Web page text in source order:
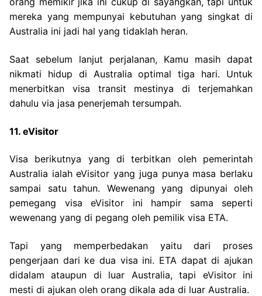
mereka yang mempunyai kebutuhan yang singkat di
Australia ini jadi hal yang tidaklah heran.
Saat sebelum lanjut perjalanan, Kamu masih dapat
nikmati hidup di Australia optimal tiga hari. Untuk
menerbitkan visa transit mestinya di terjemahkan
dahulu via jasa penerjemah tersumpah.
11. eVisitor
Visa berikutnya yang di terbitkan oleh pemerintah
Australia ialah eVisitor yang juga punya masa berlaku
sampai satu tahun. Wewenang yang dipunyai oleh
pemegang visa eVisitor ini hampir sama seperti
wewenang yang di pegang oleh pemilik visa ETA.
Tapi yang memperbedakan yaitu dari proses
pengerjaan dari ke dua visa ini. ETA dapat di ajukan
didalam ataupun di luar Australia, tapi eVisitor ini
mesti di ajukan oleh orang dikala ada di luar Australia.